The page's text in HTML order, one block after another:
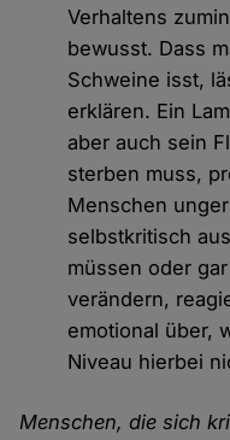
Verhaltens
bewusst. Dass
Schweine isst,
erklären. Ein
aber auch sein
sterben muss,
Menschen
selbstkritisch
müssen oder
verändern,
emotional über,
Niveau hierbei
Menschen, die sich